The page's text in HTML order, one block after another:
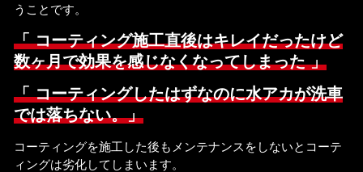
うことです。
「 コーティング施工直後はキレイだったけど
数ヶ月で効果を感じなくなってしまった 」
「 コーティングしたはずなのに水アカが洗車
では落ちない。」
コーティングを施工した後もメンテナンスをしないとコーテ
ィングは劣化してしまいます。